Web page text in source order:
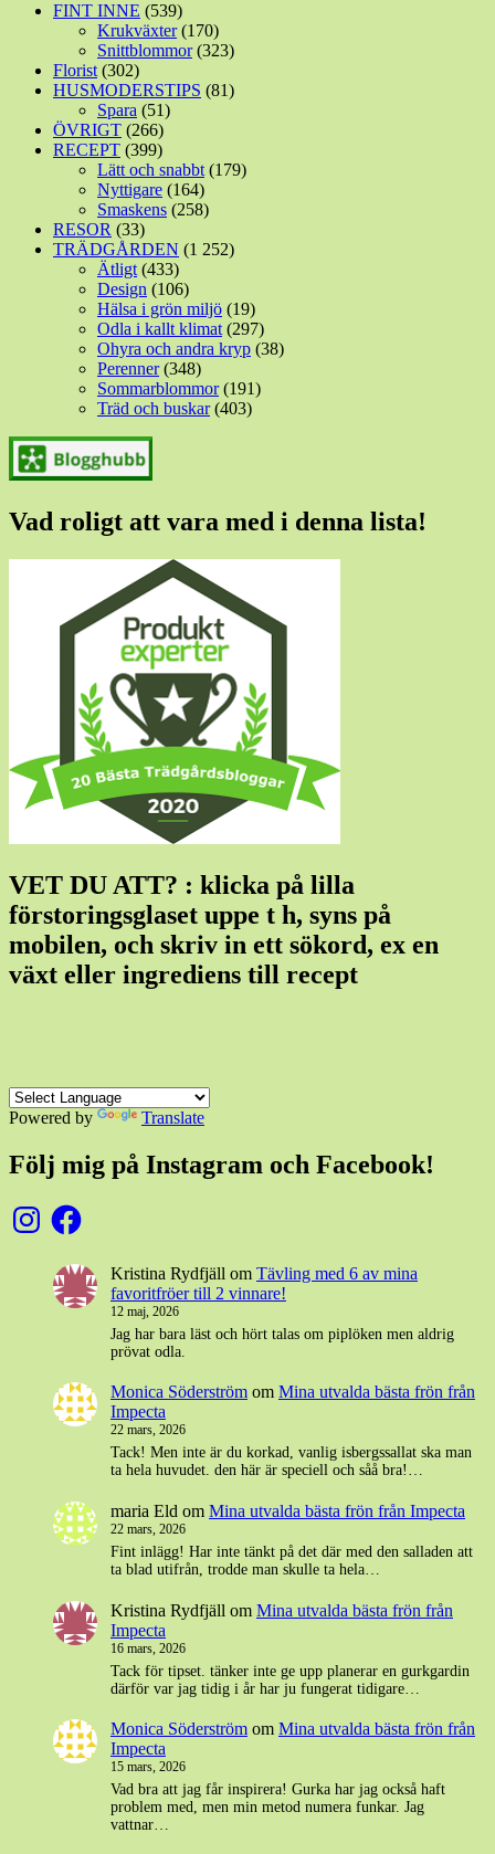
FINT INNE (539)
Krukväxter(170)
Snittblommor(323)
Florist (302)
HUSMODERSTIPS (81)
Spara (51)
ÖVRIGT (266)
RECEPT (399)
Lätt och snabbt (179)
Nyttigare (164)
Smaskens (258)
RESOR (33)
TRÄDGÅRDEN (1 252)
Ätligt (433)
Design (106)
Hälsa i grön miljö (19)
Odla i kallt klimat (297)
Ohyra och andra kryp (38)
Perenner(348)
Sommarblommor(191)
Träd och buskar(403)
Vad roligt att vara med i denna lista!
VET DU ATT? : klicka på lilla
förstoringsglaset uppe t h, syns på
mobilen, och skriv in ett sökord, ex en
växt eller ingrediens till recept
Powered by Translate
Följ mig på Instagram och Facebook!
InstagramFacebook
Kristina Rydfjäll om Tävling med 6 av mina
favoritfröer till 2 vinnare!
12 maj, 2026
Jag har bara läst och hört talas om piplöken men aldrig
prövat odla.
Monica Söderström om Mina utvalda bästa frön från
Impecta
22 mars, 2026
Tack! Men inte är du korkad, vanlig isbergssallat ska man
ta hela huvudet. den här är speciell och såå bra!…
maria Eld om Mina utvalda bästa frön från Impecta
22 mars, 2026
Fint inlägg! Har inte tänkt på det där med den salladen att
ta blad utifrån, trodde man skulle ta hela…
Kristina Rydfjäll om Mina utvalda bästa frön från
Impecta
16 mars, 2026
Tack för tipset. tänker inte ge upp planerar en gurkgardin
därför var jag tidig i år har ju fungerat tidigare…
Monica Söderström om Mina utvalda bästa frön från
Impecta
15 mars, 2026
Vad bra att jag får inspirera! Gurka har jag också haft
problem med, men min metod numera funkar. Jag
vattnar…